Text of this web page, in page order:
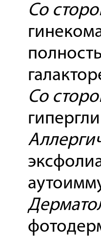
Со
Со